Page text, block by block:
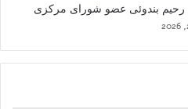
رحیم بندوئی عضو شورای مرکزی